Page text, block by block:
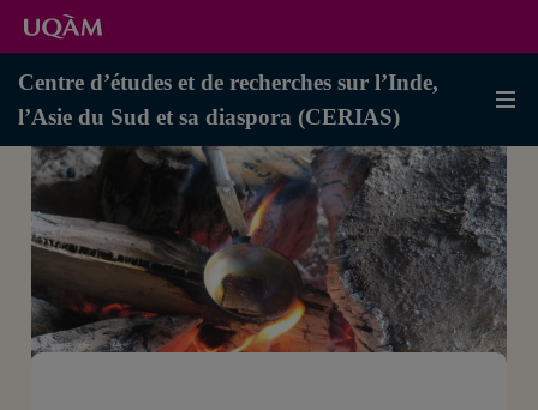
Centre d’études et de recherches sur l’Inde,
l’Asie du Sud et sa diaspora (CERIAS)